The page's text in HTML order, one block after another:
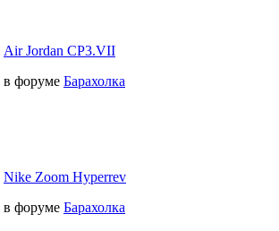
Air Jordan CP3.VII
в форуме Барахолка
Nike Zoom Hyperrev
в форуме Барахолка